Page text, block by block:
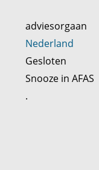
adviesorgaan
Nederland
Gesloten
Snooze in AFAS
.